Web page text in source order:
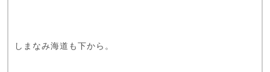
しまなみ海道も下から。